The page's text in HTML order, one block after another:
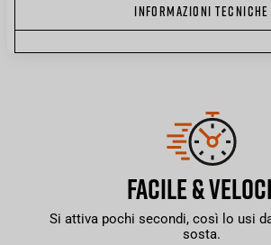
INFORMAZIONI TECNICHE
FACILE &
Si attiva pochi secondi, così lo usi
sosta.